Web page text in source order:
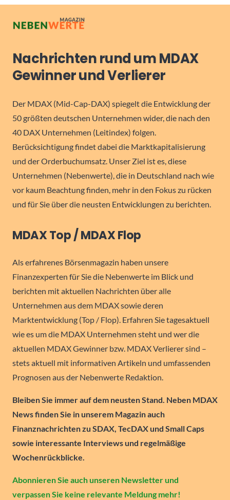
Nachrichten rund um MDAX
Gewinner und Verlierer
Der MDAX (Mid-Cap-DAX) spiegelt die Entwicklung der
50 größten deutschen Unternehmen wider, die nach den
40 DAX Unternehmen (Leitindex) folgen.
Berücksichtigung findet dabei die Marktkapitalisierung
und der Orderbuchumsatz. Unser Ziel ist es, diese
Unternehmen (Nebenwerte), die in Deutschland nach wie
vor kaum Beachtung finden, mehr in den Fokus zu rücken
und für Sie über die neusten Entwicklungen zu berichten.
MDAX Top / MDAX Flop
Als erfahrenes Börsenmagazin haben unsere
Finanzexperten für Sie die Nebenwerte im Blick und
berichten mit aktuellen Nachrichten über alle
Unternehmen aus dem MDAX sowie deren
Marktentwicklung (Top / Flop). Erfahren Sie tagesaktuell
wie es um die MDAX Unternehmen steht und wer die
aktuellen MDAX Gewinner bzw. MDAX Verlierer sind –
stets aktuell mit informativen Artikeln und umfassenden
Prognosen aus der Nebenwerte Redaktion.
Bleiben Sie immer auf dem neusten Stand. Neben MDAX
News finden Sie in unserem Magazin auch
Finanznachrichten zu SDAX, TecDAX und Small Caps
sowie interessante Interviews und regelmäßige
Wochenrückblicke.
Abonnieren Sie auch unseren Newsletter und
verpassen Sie keine relevante Meldung mehr!